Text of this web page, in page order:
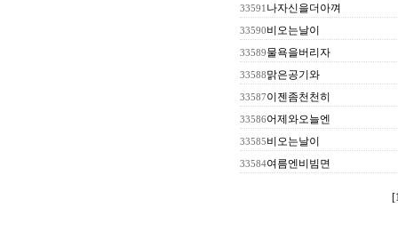
33591 나자신을더아껴
33590비오는날이
33589물욕을버리자
33588맑은공기와
33587이젠좀천천히
33586어제와오늘엔
33585비오는날이
33584여름엔비빔면